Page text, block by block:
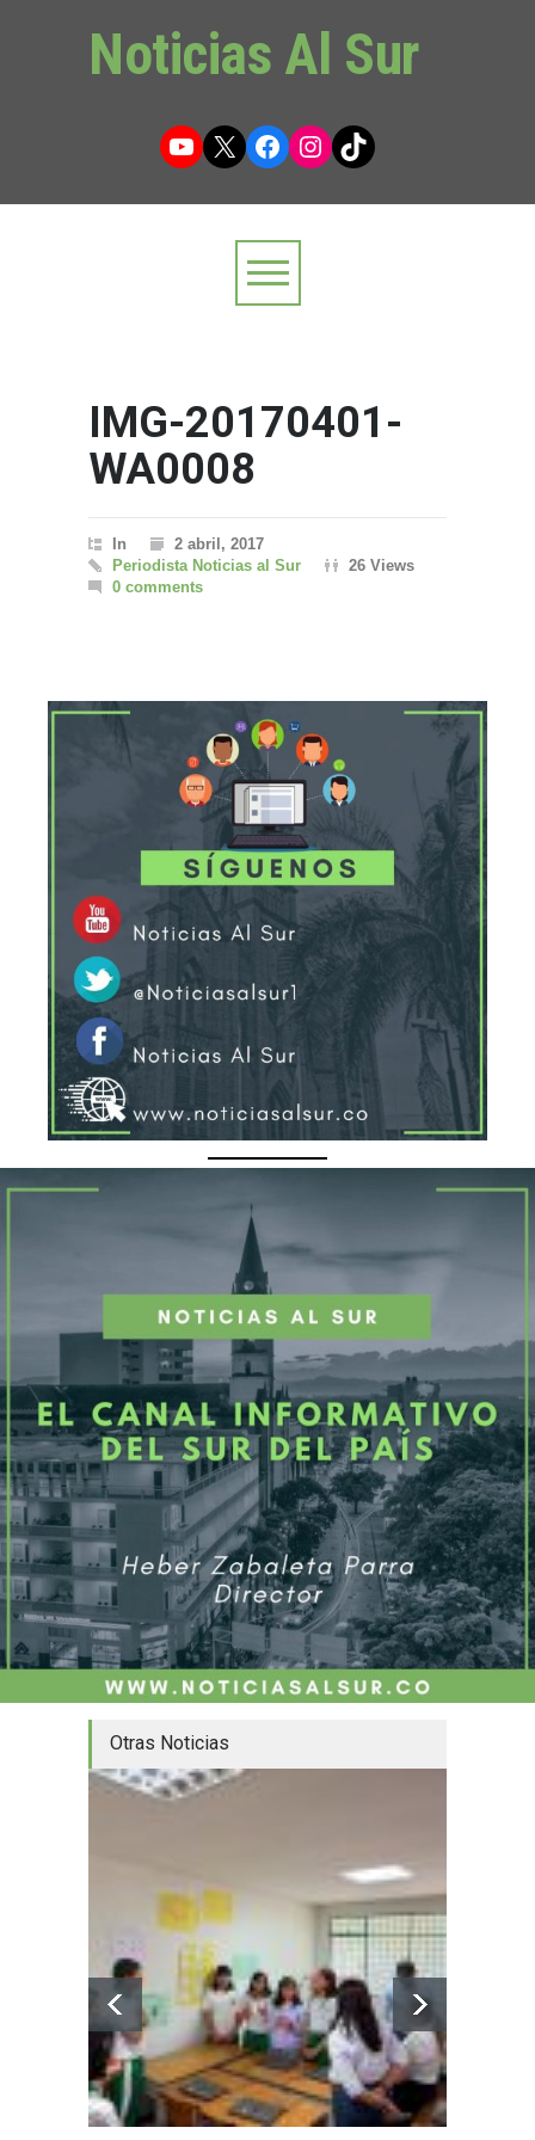
Noticias Al Sur
YouTube
X Facebook
Instagram
TikTok
IMG-20170401-
WA0008
In
2 abril, 2017
Periodista Noticias al Sur
26 Views
0 comments
Otras Noticias